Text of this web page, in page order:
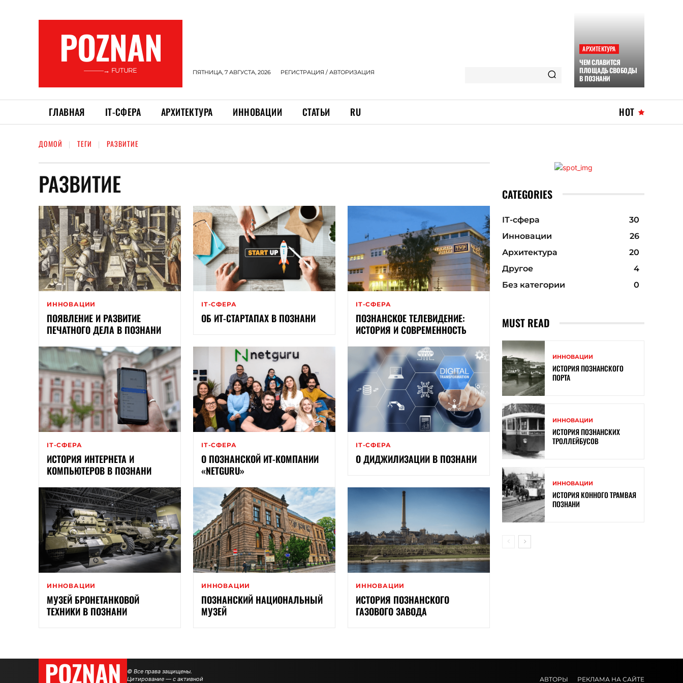
POZNAN
———→ FUTURE ПЯТНИЦА, 7 АВГУСТА, 2026 РЕГИСТРАЦИЯ / АВТОРИЗАЦИЯ
АРХИТЕКТУРА
ЧЕМ СЛАВИТСЯ
ПЛОЩАДЬ СВОБОДЫ
В ПОЗНАНИ
ГЛАВНАЯ ІТ-СФЕРА АРХИТЕКТУРА ИННОВАЦИИ СТАТЬИ RU HOT
ДОМОЙ ТЕГИ РАЗВИТИЕ
РАЗВИТИЕ
ИННОВАЦИИ
ПОЯВЛЕНИЕ И РАЗВИТИЕ
ПЕЧАТНОГО ДЕЛА В ПОЗНАНИ
ІТ-СФЕРА
ОБ ИТ-СТАРТАПАХ В ПОЗНАНИ
ІТ-СФЕРА
ПОЗНАНСКОЕ ТЕЛЕВИДЕНИЕ:
ИСТОРИЯ И СОВРЕМЕННОСТЬ
ІТ-СФЕРА
ИСТОРИЯ ИНТЕРНЕТА И
КОМПЬЮТЕРОВ В ПОЗНАНИ
ІТ-СФЕРА
О ПОЗНАНСКОЙ ИТ-КОМПАНИИ
«NETGURU»
ІТ-СФЕРА
О ДИДЖИЛИЗАЦИИ В ПОЗНАНИ
ИННОВАЦИИ
МУЗЕЙ БРОНЕТАНКОВОЙ
ТЕХНИКИ В ПОЗНАНИ
ИННОВАЦИИ
ПОЗНАНСКИЙ НАЦИОНАЛЬНЫЙ
МУЗЕЙ
ИННОВАЦИИ
ИСТОРИЯ ПОЗНАНСКОГО
ГАЗОВОГО ЗАВОДА
CATEGORIES
ІТ-сфера
30
Инновации
26
Архитектура
20
Другое
4
Без категории
0
MUST READ
ИННОВАЦИИ
ИСТОРИЯ ПОЗНАНСКОГО
ПОРТА
ИННОВАЦИИ
ИСТОРИЯ ПОЗНАНСКИХ
ТРОЛЛЕЙБУСОВ
ИННОВАЦИИ
ИСТОРИЯ КОННОГО ТРАМВАЯ
ПОЗНАНИ
POZNAN
© Все права защищены.
Цитирование — с активной
АВТОРЫ РЕКЛАМА НА САЙТЕ